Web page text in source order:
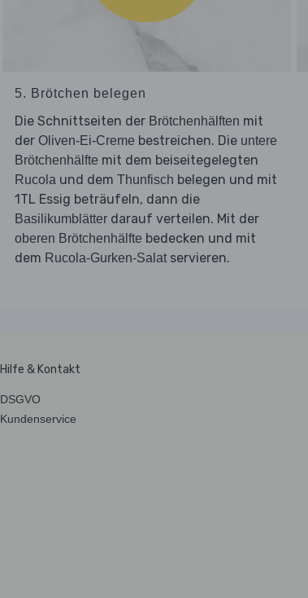
5. Brötchen belegen
Die Schnittseiten der Brötchenhälften mit
der Oliven-Ei-Creme bestreichen. Die untere
Brötchenhälfte mit dem beiseitegelegten
Rucola und dem Thunfisch belegen und mit
1TL Essig beträufeln, dann die
Basilikumblätterdarauf verteilen. Mit der
oberen Brötchenhälfte bedecken und mit
dem Rucola-Gurken-Salatservieren.
Hilfe & Kontakt
DSGVO
Kundenservice